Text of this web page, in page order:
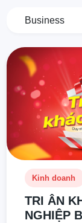
Business
TRI ÂN
NGHIỆP
Kinh doanh